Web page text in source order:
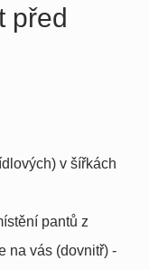
před
v šířkách
pantů z
na vás (dovnitř) -